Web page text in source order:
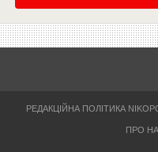
РЕДАКЦІЙНА ПОЛІТИКА
ПРО